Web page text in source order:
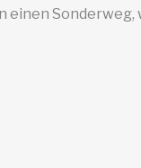
einen